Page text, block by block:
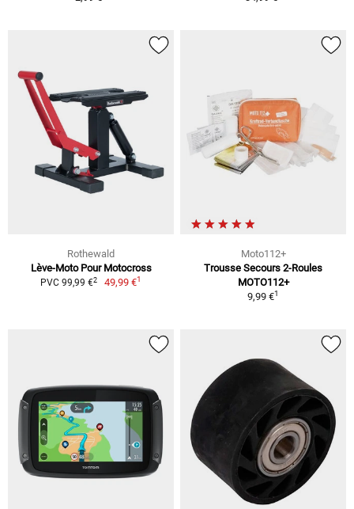
Rothewald
Lève-Moto Pour Motocross
PVC 99,99 €2 49,99 €1
Moto112+
Trousse Secours 2-Roules
MOTO112+
9,99 €1